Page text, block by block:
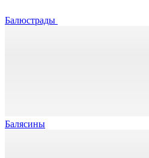
Балюстрады
Балясины